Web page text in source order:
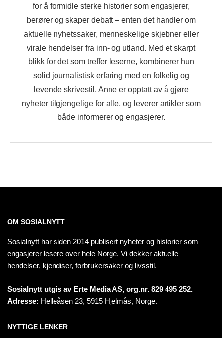
for å formidle sterke historier som engasjerer,
berører og skaper debatt – enten det handler om
aktuelle nyhetssaker, menneskelige skjebner eller
virale hendelser fra inn- og utland. Med et skarpt
blikk for det som treffer leserne, kombinerer hun
solid journalistisk erfaring med en folkelig og
levende skrivestil. Anne er opptatt av å gjøre
nyheter tilgjengelige for alle, og leverer artikler som
både informerer og engasjerer.
OM SOSIALNYTT
Sosialnytt har siden 2014 publisert nyheter og historier som
engasjerer lesere over hele Norge. Vi dekker aktuelle
hendelser, kjendiser, forbrukersaker og livsstil.
Sosialnytt utgis av Erte Media AS, org.nr. 829 495 252.
Adresse: Helleåsen 23, 5915 Hjelmås, Norge.
NYTTIGE LENKER